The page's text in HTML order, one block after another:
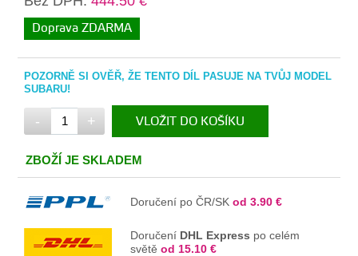
Doprava ZDARMA
POZORNĚ SI OVĚŘ, ŽE TENTO DÍL PASUJE NA TVŮJ MODEL
SUBARU!
- + VLOŽIT DO KOŠÍKU
ZBOŽÍ JE SKLADEM
Doručení po ČR/SKod 3.90 €
Doručení DHL Express po celém
světěod 15.10 €